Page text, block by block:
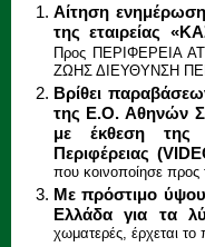
Αίτηση
της εταιρείας
Προς ΠΕΡΙΦΕΡΕΙΑ
ΖΩΗΣ ΔΙΕΥΘΥΝΣΗ
Βρίθει
της Ε.Ο. Αθηνών
με έκθεση της
Περιφέρειας
που κοινοποίησε προς
Με πρόστιμο
Ελλάδα για τα
χωματερές, έρχεται το